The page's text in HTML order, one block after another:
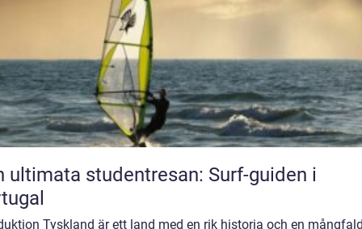
ultimata studentresan: Surf-guiden i
Tyskland är ett land med en rik historia och en